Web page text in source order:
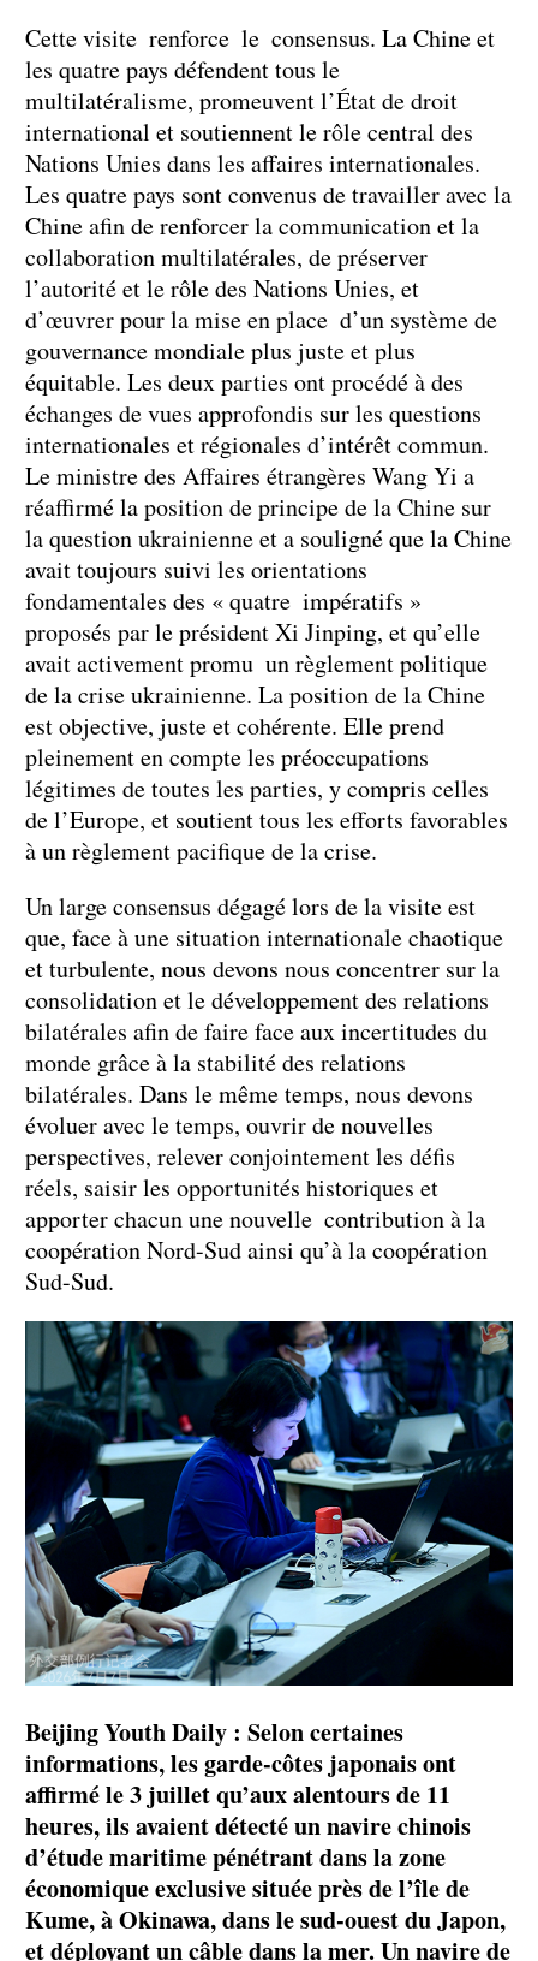
Cette visite renforce le consensus. La Chine et
les quatre pays défendent tous le
multilatéralisme, promeuvent l’État de droit
international et soutiennent le rôle central des
Nations Unies dans les affaires internationales.
Les quatre pays sont convenus de travailler avec la
Chine afin de renforcer la communication et la
collaboration multilatérales, de préserver
l’autorité et le rôle des Nations Unies, et
d’œuvrer pour la mise en place d’un système de
gouvernance mondiale plus juste et plus
équitable. Les deux parties ont procédé à des
échanges de vues approfondis sur les questions
internationales et régionales d’intérêt commun.
Le ministre des Affaires étrangères Wang Yi a
réaffirmé la position de principe de la Chine sur
la question ukrainienne et a souligné que la Chine
avait toujours suivi les orientations
fondamentales des « quatre impératifs »
proposés par le président Xi Jinping, et qu’elle
avait activement promu un règlement politique
de la crise ukrainienne. La position de la Chine
est objective, juste et cohérente. Elle prend
pleinement en compte les préoccupations
légitimes de toutes les parties, y compris celles
de l’Europe, et soutient tous les efforts favorables
à un règlement pacifique de la crise.
Un large consensus dégagé lors de la visite est
que, face à une situation internationale chaotique
et turbulente, nous devons nous concentrer sur la
consolidation et le développement des relations
bilatérales afin de faire face aux incertitudes du
monde grâce à la stabilité des relations
bilatérales. Dans le même temps, nous devons
évoluer avec le temps, ouvrir de nouvelles
perspectives, relever conjointement les défis
réels, saisir les opportunités historiques et
apporter chacun une nouvelle contribution à la
coopération Nord-Sud ainsi qu’à la coopération
Sud-Sud.
Beijing Youth Daily : Selon certaines
informations, les garde-côtes japonais ont
affirmé le 3 juillet qu’aux alentours de 11
heures, ils avaient détecté un navire chinois
d’étude maritime pénétrant dans la zone
économique exclusive située près de l’île de
Kume, à Okinawa, dans le sud-ouest du Japon,
et déployant un câble dans la mer. Un navire de